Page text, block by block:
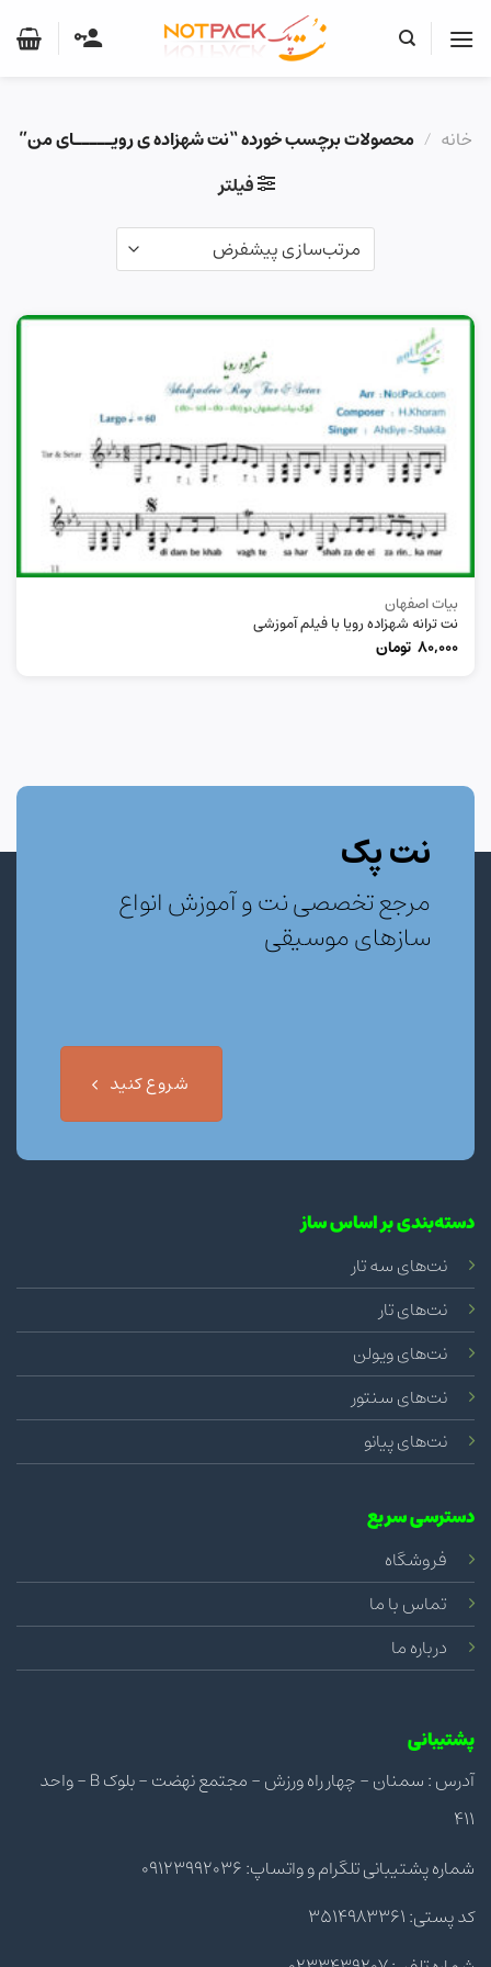
خانه / محصولات برچسب خورده “نت شهزاده ی رویـــــای من”
فیلتر
بیات اصفهان
نت ترانه شهزاده رویا با فیلم آموزشی
80,000 تومان
نت پک
مرجع تخصصی نت و آموزش انواع
سازهای موسیقی
شروع کنید
دسته‌بندی بر اساس ساز
نت‌های سه تار
نت‌های تار
نت‌های ویولن
نت‌های سنتور
نت‌های پیانو
دسترسی سریع
فروشگاه
تماس با ما
درباره ما
پشتیبانی
آدرس : سمنان - چهار راه ورزش - مجتمع نهضت - بلوک B - واحد
411
شماره پشتیبانی تلگرام و واتساپ: 09123992036
کد پستی: 3514983361